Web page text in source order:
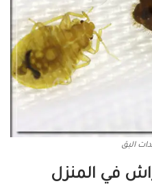
البق
في المنزل